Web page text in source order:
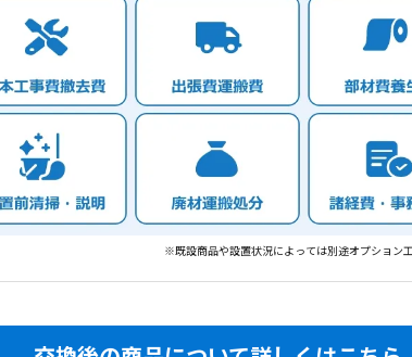
※既設商品や設置状況によっては別途オプション